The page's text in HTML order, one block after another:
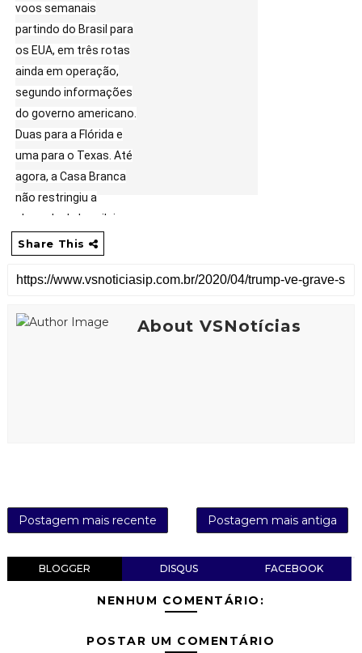
voos semanais
partindo do Brasil para
os EUA, em três rotas
ainda em operação,
segundo informações
do governo americano.
Duas para a Flórida e
uma para o Texas. Até
agora, a Casa Branca
não restringiu a
chegada de brasileiros,
mas recomendaram
essenciais ao País
que voltarem do Brasil
Share This
About VSNotícias
Postagem mais recente Postagem mais antiga
BLOGGER DISQUS FACEBOOK
NENHUM COMENTÁRIO:
POSTAR UM COMENTÁRIO